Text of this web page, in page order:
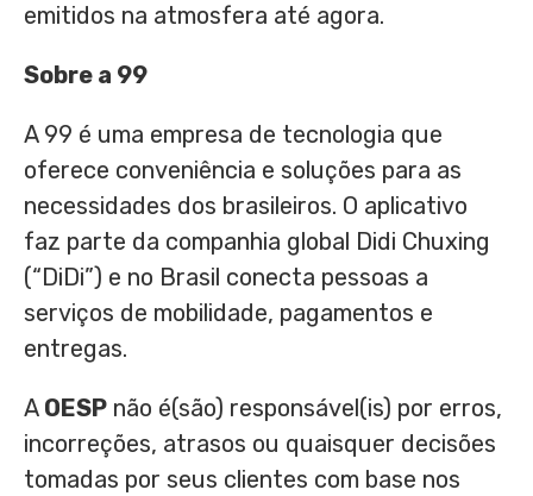
emitidos na atmosfera até agora.
Sobre a 99
A 99 é uma empresa de tecnologia que
oferece conveniência e soluções para as
necessidades dos brasileiros. O aplicativo
faz parte da companhia global Didi Chuxing
(“DiDi”) e no Brasil conecta pessoas a
serviços de mobilidade, pagamentos e
entregas.
A OESP não é(são) responsável(is) por erros,
incorreções, atrasos ou quaisquer decisões
tomadas por seus clientes com base nos